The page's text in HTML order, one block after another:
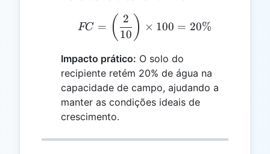
FC =
FC = ( 10
2 ) × 100 = 20%
Impacto prático: O solo do
recipiente retém 20% de água na
capacidade de campo, ajudando a
manter as condições ideais de
crescimento.